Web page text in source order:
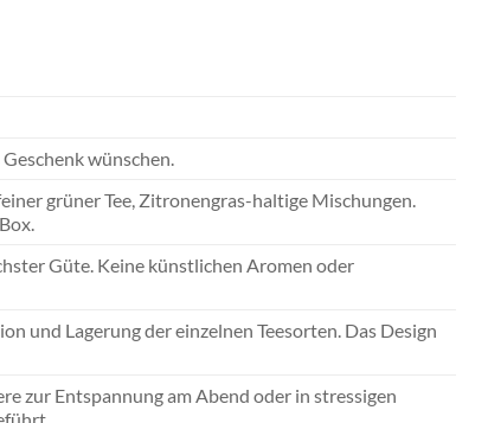
wünschen.
grüner Tee, Zitronengras-haltige Mischungen.
Güte. Keine künstlichen Aromen oder
und Lagerung der einzelnen Teesorten. Das Design
zur Entspannung am Abend oder in stressigen